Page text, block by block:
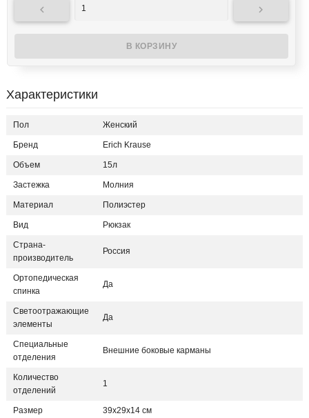
 
Характеристики
Пол Женский
Бренд Erich Krause
Объем 15л
Застежка Молния
Материал Полиэстер
Вид Рюкзак
Страна-
производитель
Россия
Ортопедическая
спинка
Да
Светоотражающие
элементы
Да
Специальные
отделения
Внешние боковые карманы
Количество
отделений
1
Размер 39х29х14 см